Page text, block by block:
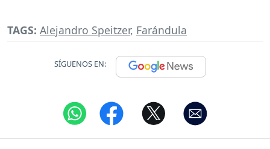
TAGS: Alejandro Speitzer, Farándula
SÍGUENOS EN: